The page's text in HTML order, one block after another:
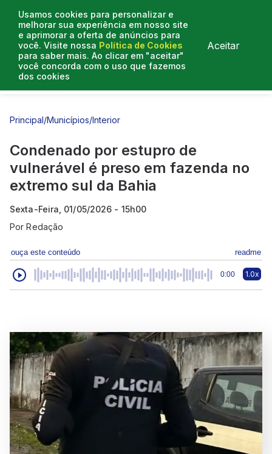
Usamos cookies para personalizar e
melhorar sua experiência em nosso site
e aprimorar a oferta de anúncios para
você. Visite nossa Política de Cookies
para saber mais. Ao clicar em "aceitar"
você concorda com o uso que fazemos
dos cookies
Aceitar
Entrevistas
Principal/Municípios/Interior
Condenado por estupro de
vulnerável é preso em fazenda no
extremo sul da Bahia
Sexta-Feira, 01/05/2026 - 15h00
PorRedação
ouça este conteúdo readme
0:00 1.0x